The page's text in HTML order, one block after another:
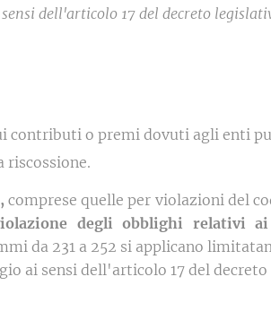
dell'articolo 17 del decreto
contributi o premi dovuti agli enti
riscossione.
comprese quelle per violazioni del
degli obblighi relativi
da 231 a 252 si applicano
ai sensi dell'articolo 17 del decreto